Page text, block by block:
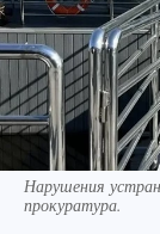
Нарушения
прокуратура.